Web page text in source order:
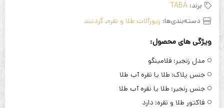
برند: TABA
دسته‌بندی‌ها: زیورآلات طلا و نقره, گردنبند
ویژگی های محصول:
مدل زنجیر: فلامینگو
جنس پلاک: طلا یا نقره آب طلا
جنس رنجیر: طلا یا نقره آب طلا
فاکتور طلا و نقره: دارد